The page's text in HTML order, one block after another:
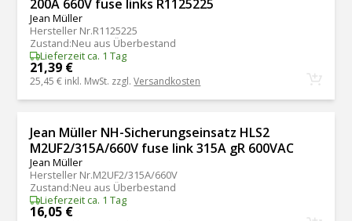
200A 660V fuse links R1125225
Jean Müller
Hersteller Nr.R1125225
Zustand:Neu aus Überbestand
Lieferzeit ca. 1 Tag
21,39 €
25,45 € inkl. MwSt. zzgl.Versandkosten
Jean Müller NH-Sicherungseinsatz HLS2
M2UF2/315A/660V fuse link 315A gR 600VAC
Jean Müller
Hersteller Nr.M2UF2/315A/660V
Zustand:Neu aus Überbestand
Lieferzeit ca. 1 Tag
16,05 €